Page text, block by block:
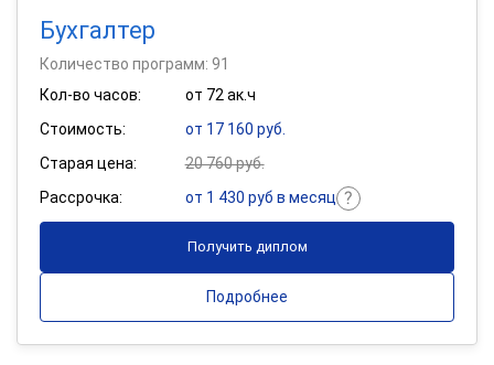
Бухгалтер
Количество программ: 91
Кол-во часов:
от 72 ак.ч
Стоимость:
от 17 160 руб.
Старая цена:
20 760 руб.
Рассрочка:
от 1 430 руб в месяц
Получить диплом
Подробнее